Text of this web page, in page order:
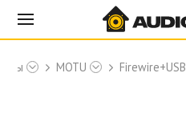
MOTU Firewire+USB